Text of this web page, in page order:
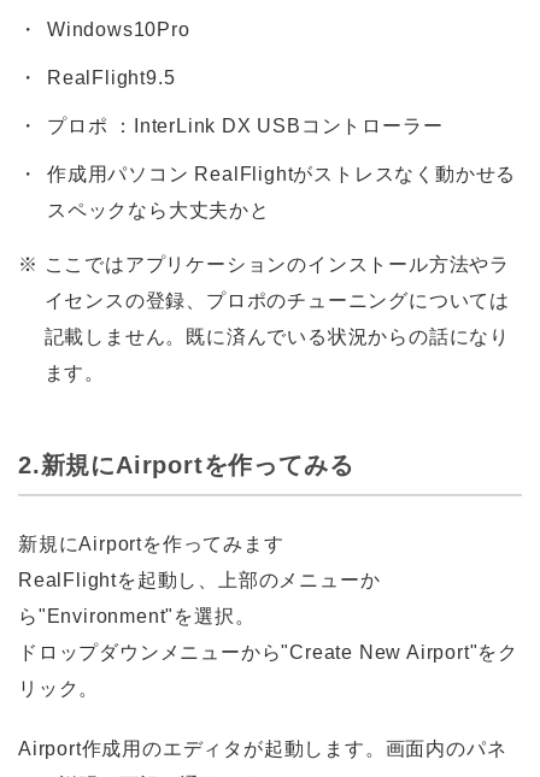
Windows10Pro
RealFlight9.5
プロポ ：InterLink DX USBコントローラー
作成用パソコン RealFlightがストレスなく動かせる
スペックなら大丈夫かと
※ ここではアプリケーションのインストール方法やラ
イセンスの登録、プロポのチューニングについては
記載しません。既に済んでいる状況からの話になり
ます。
2.新規にAirportを作ってみる
新規にAirportを作ってみます
RealFlightを起動し、上部のメニューか
ら"Environment"を選択。
ドロップダウンメニューから"Create New Airport"をク
リック。
Airport作成用のエディタが起動します。画面内のパネ